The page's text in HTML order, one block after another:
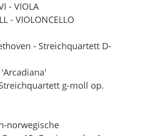
- VIOLA
- VIOLONCELLO
- Streichquartett D-
g-moll op.
norwegische